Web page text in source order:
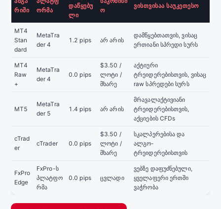
ᲠᲘᲨᲘ
ᲝᲠᲛᲐ
ᲓᲐᲬᲧᲔᲑᲣ
ᲚᲘ
Ო
ᲕᲘᲡᲗᲕᲘᲡᲐᲐ ᲡᲐᲣᲙᲔᲗᲔᲡᲝ
MT4
Stan
dard
MetaTra
der 4
1.2 pips არ არის
დამწყებთათვის, ვისაც
ერთიანი სპრედი სურს
MT4
Raw
+
MetaTra
der 4
0.0 pips
$3.50 /
ლოტი /
მხარე
აქტიური
ტრეიდერებისთვის, ვისაც
raw სპრედები სურს
MT5
MetaTra
der 5
1.4 pips არ არის
მრავალაქტივიანი
ტრეიდერებისთვის,
აქციების CFDs
cTrad
er
cTrader 0.0 pips
$3.50 /
ლოტი /
მხარე
სკალპერებისა და
ალგო-
ტრეიდერებისთვის
FxPro
Edge
FxPro-ს
პლატფო
რმა
0.0 pips ცვლადი
ვებზე დაფუძნებული,
ყველაფერი ერთში
ვაჭრობა